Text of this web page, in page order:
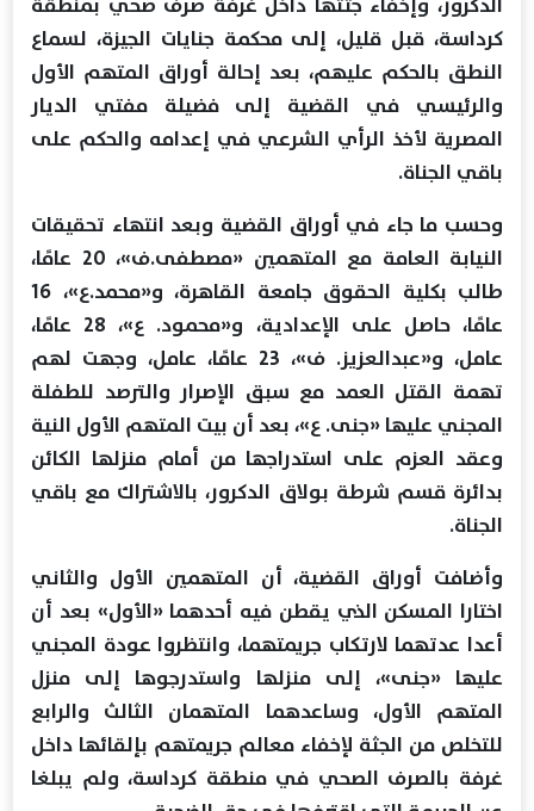
كرداسة، قبل قليل، إلى محكمة جنايات الجيزة، لسماع
النطق بالحكم عليهم، بعد إحالة أوراق المتهم الأول
والرئيسي في القضية إلى فضيلة مفتي الديار
المصرية لأخذ الرأي الشرعي في إعدامه والحكم على
باقي الجناة.
وحسب ما جاء في أوراق القضية وبعد انتهاء تحقيقات
النيابة العامة مع المتهمين «مصطفى.ف»، 20 عامًا،
طالب بكلية الحقوق جامعة القاهرة، و«محمد.ع»، 16
عامًا، حاصل على الإعدادية، و«محمود. ع»، 28 عامًا،
عامل، و«عبدالعزيز. ف»، 23 عامًا، عامل، وجهت لهم
تهمة القتل العمد مع سبق الإصرار والترصد للطفلة
المجني عليها «جنى. ع»، بعد أن بيت المتهم الأول النية
وعقد العزم على استدراجها من أمام منزلها الكائن
بدائرة قسم شرطة بولاق الدكرور، بالاشتراك مع باقي
الجناة.
وأضافت أوراق القضية، أن المتهمين الأول والثاني
اختارا المسكن الذي يقطن فيه أحدهما «الأول» بعد أن
أعدا عدتهما لارتكاب جريمتهما، وانتظروا عودة المجني
عليها «جنى»، إلى منزلها واستدرجوها إلى منزل
المتهم الأول، وساعدهما المتهمان الثالث والرابع
للتخلص من الجثة لإخفاء معالم جريمتهم بإلقائها داخل
غرفة بالصرف الصحي في منطقة كرداسة، ولم يبلغا